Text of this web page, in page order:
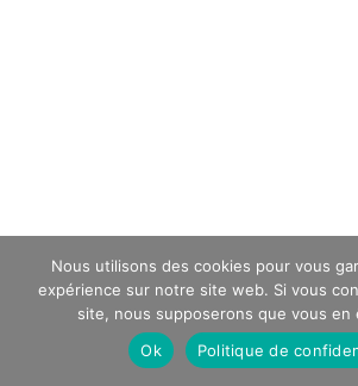
Nous utilisons des cookies pour vous
expérience sur notre site web. Si vous
site, nous supposerons que vous en
Ok
Politique de